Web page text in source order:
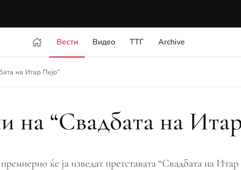
Вести Видео ТТГ Archive
на Итар Пејо”
на “Свадбата на
ќе ја изведат претставата “Свадбата на